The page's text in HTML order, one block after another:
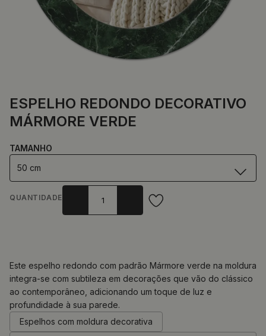
ESPELHO REDONDO DECORATIVO
MÁRMORE VERDE
TAMANHO
50 cm
QUANTIDADE
0.00€
Este espelho redondo com padrão Mármore verde na moldura
integra-se com subtileza em decorações que vão do clássico
ao contemporâneo, adicionando um toque de luz e
profundidade à sua parede.
Espelhos com moldura decorativa